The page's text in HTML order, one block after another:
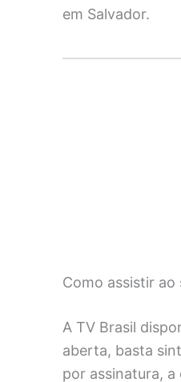
em Salvador.
Como assistir
A TV Brasil
aberta, basta
por assinatura,